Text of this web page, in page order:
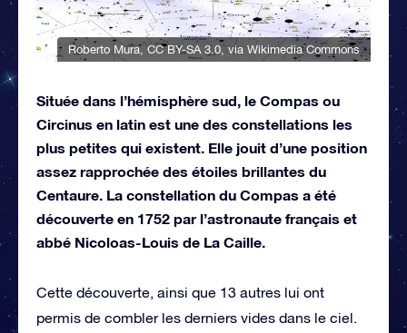
Roberto Mura,CC BY-SA 3.0 , via Wikimedia Commons
Située dans l’hémisphère sud, le Compas ou
Circinus en latin est une des constellations les
plus petites qui existent. Elle jouit d’une position
assez rapprochée des étoiles brillantes du
Centaure. La constellation du Compas a été
découverte en 1752 par l’astronaute français et
abbé Nicoloas-Louis de La Caille.
Cette découverte, ainsi que 13 autres lui ont
permis de combler les derniers vides dans le ciel.